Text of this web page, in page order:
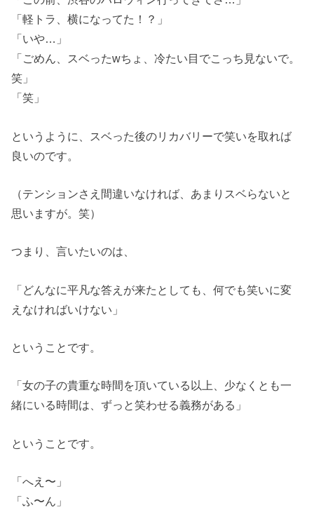
「軽トラ、横になってた！？」
「いや…」
「ごめん、スベったwちょ、冷たい目でこっち見ないで。
笑」
「笑」
というように、スベった後のリカバリーで笑いを取れば
良いのです。
（テンションさえ間違いなければ、あまりスベらないと
思いますが。笑）
つまり、言いたいのは、
「どんなに平凡な答えが来たとしても、何でも笑いに変
えなければいけない」
ということです。
「女の子の貴重な時間を頂いている以上、少なくとも一
緒にいる時間は、ずっと笑わせる義務がある」
ということです。
「へえ〜」
「ふ〜ん」